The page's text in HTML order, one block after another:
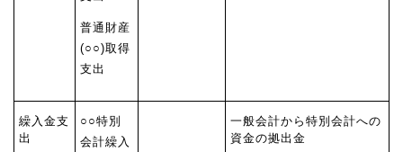
普通財産
(○○)取得
支出
繰入金支
出
○○特別
会計繰入
一般会計から特別会計への
資金の拠出金